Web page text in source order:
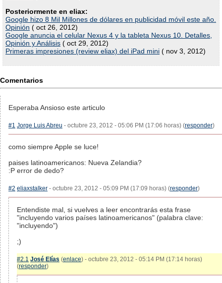
Posteriormente en eliax:
Google hizo 8 Mil Millones de dólares en publicidad móvil este año.
Opinión ( oct 26, 2012)
Google anuncia el celular Nexus 4 y la tableta Nexus 10. Detalles,
Opinión y Análisis ( oct 29, 2012)
Primeras impresiones (review eliax) del iPad mini ( nov 3, 2012)
Comentarios
Esperaba Ansioso este articulo
#1 Jorge Luis Abreu - octubre 23, 2012 - 05:06 PM (17:06 horas) (responder)
como siempre Apple se luce!
paises latinoamericanos: Nueva Zelandia?
:P error de dedo?
#2 eliaxstalker - octubre 23, 2012 - 05:09 PM (17:09 horas) (responder)
Entendiste mal, si vuelves a leer encontrarás esta frase
"incluyendo varios países latinoamericanos" (palabra clave:
"incluyendo")
;)
#2.1 José Elías (enlace) - octubre 23, 2012 - 05:14 PM (17:14 horas)
(responder)